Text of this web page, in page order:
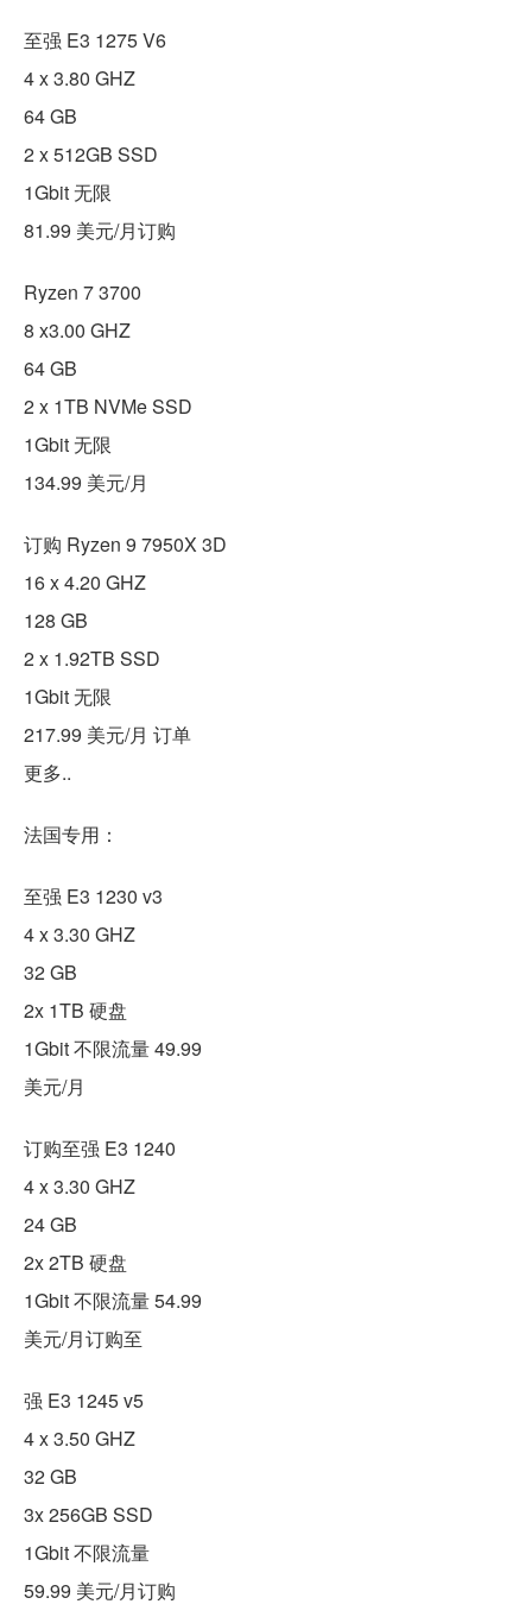
至强 E3 1275 V6
4 x 3.80 GHZ
64 GB
2 x 512GB SSD
1Gbit 无限
81.99 美元/月订购
Ryzen 7 3700
8 x3.00 GHZ
64 GB
2 x 1TB NVMe SSD
1Gbit 无限
134.99 美元/月
订购 Ryzen 9 7950X 3D
16 x 4.20 GHZ
128 GB
2 x 1.92TB SSD
1Gbit 无限
217.99 美元/月 订单
更多..
法国专用：
至强 E3 1230 v3
4 x 3.30 GHZ
32 GB
2x 1TB 硬盘
1Gbit 不限流量 49.99
美元/月
订购至强 E3 1240
4 x 3.30 GHZ
24 GB
2x 2TB 硬盘
1Gbit 不限流量 54.99
美元/月订购至
强 E3 1245 v5
4 x 3.50 GHZ
32 GB
3x 256GB SSD
1Gbit 不限流量
59.99 美元/月订购